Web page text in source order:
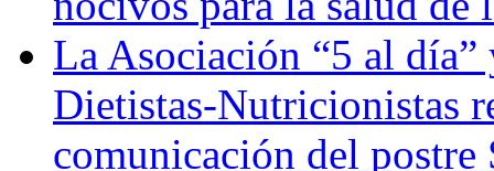
La Asociación “5 al
Dietistas-Nutricionistas
comunicación del postre